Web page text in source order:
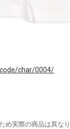
char/0004/
め実際の商品は異なり